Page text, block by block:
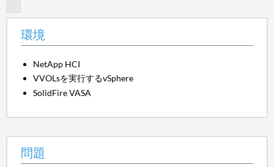
環境
NetApp HCI
VVOLsを実行するvSphere
SolidFire VASA
問題